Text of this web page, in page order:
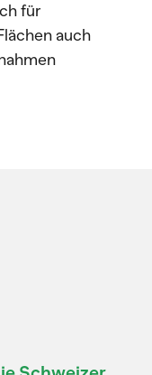
für
auch